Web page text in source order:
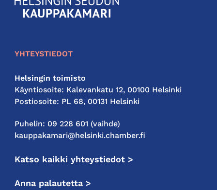
seudun
YHTEYSTIEDOT
Helsingin toimisto
Käyntiosoite: Kalevankatu 12, 00100 Helsinki
Postiosoite: PL 68, 00131 Helsinki
Puhelin: 09 228 601 (vaihde)
kauppakamari@helsinki.chamber.fi
Katso kaikki yhteystiedot >
Anna palautetta >